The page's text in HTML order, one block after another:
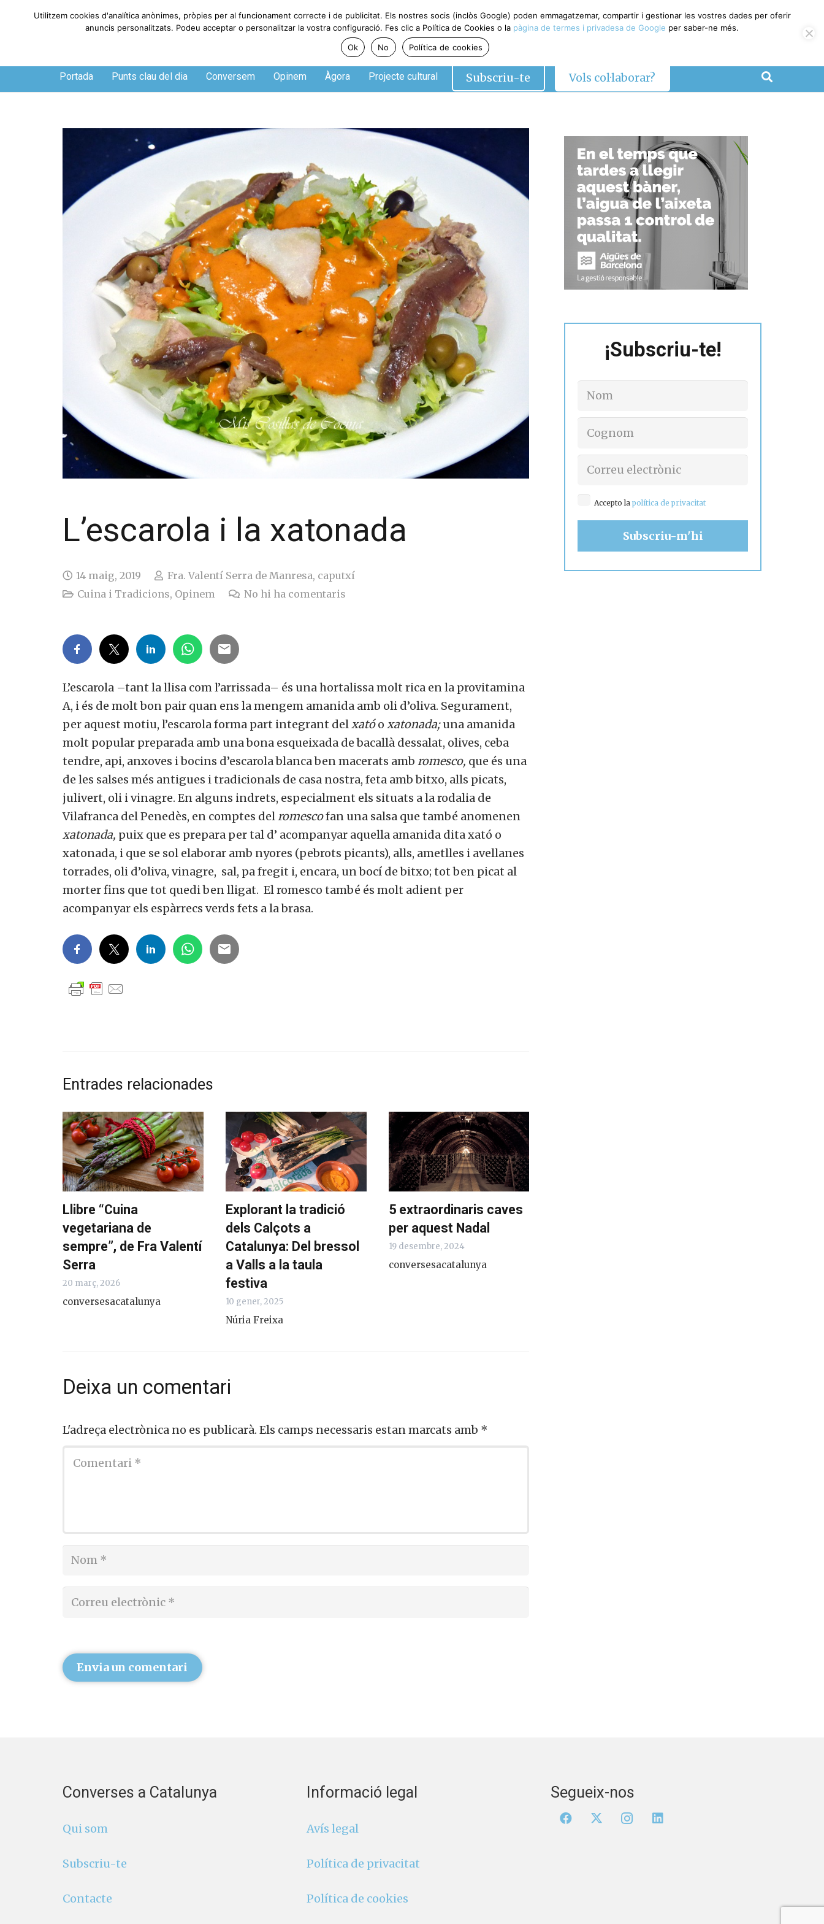
Dissabte, 8 de agosto de 2026
Portada Punts clau del dia Conversem Opinem Àgora Projecte cultural Subscriu-te Vols col·laborar?
L’escarola i la xatonada
14 maig, 2019
Fra. Valentí Serra de Manresa, caputxí
Cuina i Tradicions,Opinem No hi ha comentaris
L’escarola –tant la llisa com l’arrissada– és una hortalissa molt rica en la provitamina
A, i és de molt bon pair quan ens la mengem amanida amb oli d’oliva. Segurament,
per aquest motiu, l’escarola forma part integrant delxatóoxatonada;una amanida
molt popular preparada amb una bona esqueixada de bacallà dessalat, olives, ceba
tendre, api, anxoves i bocins d’escarola blanca ben macerats ambromesco,que és una
de les salses més antigues i tradicionals de casa nostra, feta amb bitxo, alls picats,
julivert, oli i vinagre. En alguns indrets, especialment els situats a la rodalia de
Vilafranca del Penedès, en comptes delromescofan una salsa que també anomenen
xatonada,puix que es prepara per tal d’ acompanyar aquella amanida dita xató o
xatonada, i que se sol elaborar amb nyores (pebrots picants), alls, ametlles i avellanes
torrades, oli d’oliva, vinagre, sal, pa fregit i, encara, un bocí de bitxo; tot ben picat al
morter fins que tot quedi ben lligat. El romesco també és molt adient per
acompanyar els espàrrecs verds fets a la brasa.
Entrades relacionades
Llibre “Cuina
vegetariana de
sempre”, de Fra Valentí
Serra
20 març, 2026
conversesacatalunya
Explorant la tradició
dels Calçots a
Catalunya: Del bressol
a Valls a la taula
festiva
10 gener, 2025
Núria Freixa
5 extraordinaris caves
per aquest Nadal
19 desembre, 2024
conversesacatalunya
Deixa un comentari
L'adreça electrònica no es publicarà.Els camps necessaris estan marcats amb*
Envia un comentari
¡Subscriu-te!
Accepto lapolítica de privacitat
Converses a Catalunya
Qui som
Subscriu-te
Contacte
Informació legal
Avís legal
Política de privacitat
Política de cookies
Segueix-nos
Vols col·laborar a Converses a Catalunya?
Utilitzem cookies d'analítica anònimes, pròpies per al funcionament correcte i de publicitat. Els nostres socis (inclòs Google) poden emmagatzemar, compartir i gestionar les vostres dades per oferir
anuncis personalitzats. Podeu acceptar o personalitzar la vostra configuració. Fes clic a Política de Cookies o lapàgina de termes i privadesa de Googleper saber-ne més.
Ok
No Política de cookies